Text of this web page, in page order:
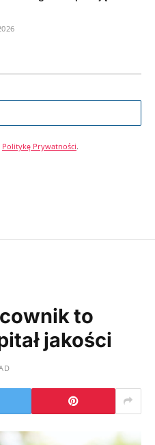
Politykę Prywatności.
to
jakości